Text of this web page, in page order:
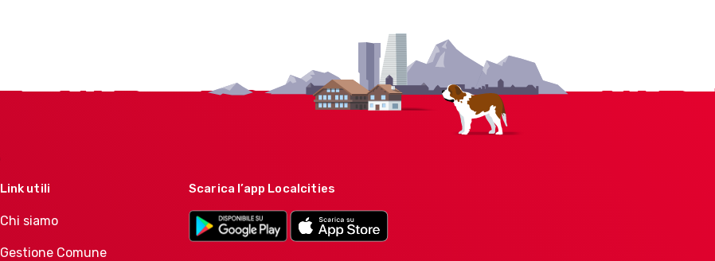
Link utili
Chi siamo
Gestione Comune
Scarica l’app Localcities